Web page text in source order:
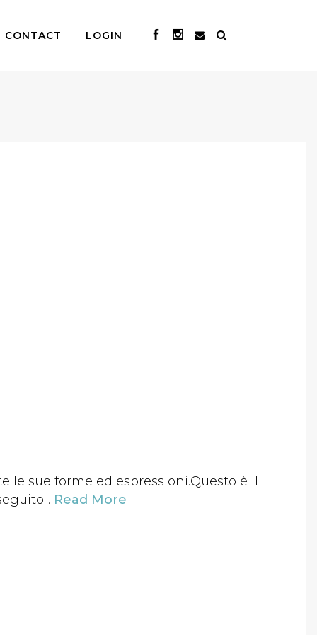
CONTACT LOGIN
sue forme ed espressioni.Questo è il
Read More